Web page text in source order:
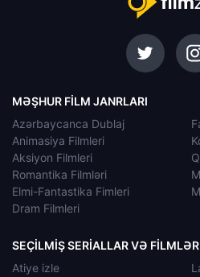
MƏŞHUR FILM JANRLARI
Azərbaycanca Dublaj
Animasiya Filmleri
Aksiyon Filmleri
Romantika Filmləri
Elmi-Fantastika Fimleri
Dram Filmleri
SEÇILMIŞ SERIALLAR VƏ FILMLƏR
Atiye izle